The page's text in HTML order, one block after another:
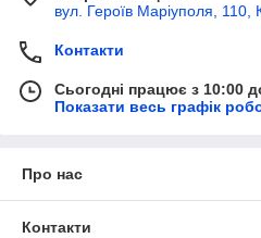
вул. Героїв Маріуполя, 110,
Контакти
Сьогодні працює з 10:00
Показати весь графік
Про нас
Контакти